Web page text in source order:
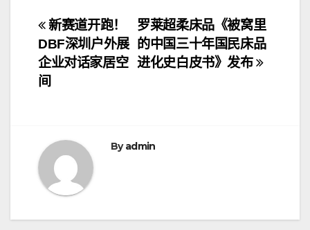
文
章
导
罗莱超柔床品《被窝里
的中国三十年国民床品
进化史白皮书》发布
新赛道开跑！
DBF深圳户外展
企业对话家居空
间
Byadmin